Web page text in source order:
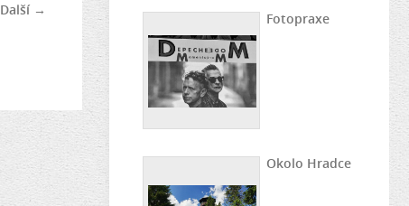
Další →
Fotopraxe
Okolo Hradce